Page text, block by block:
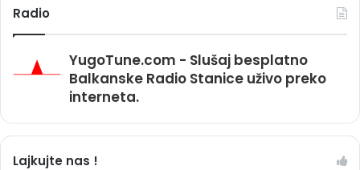
Radio
YugoTune.com - Slušaj besplatno
Balkanske Radio Stanice uživo preko
interneta.
Lajkujte nas !